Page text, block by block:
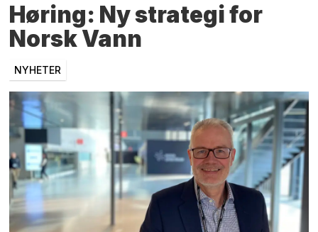
Høring: Ny strategi for
Norsk Vann
NYHETER